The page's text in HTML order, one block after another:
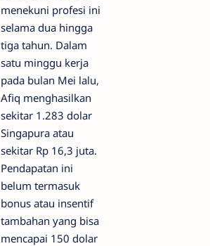
menekuni profesi ini
selama dua hingga
tiga tahun. Dalam
satu minggu kerja
pada bulan Mei lalu,
Afiq menghasilkan
sekitar 1.283 dolar
Singapura atau
sekitar Rp 16,3 juta.
Pendapatan ini
belum termasuk
bonus atau insentif
tambahan yang bisa
mencapai 150 dolar